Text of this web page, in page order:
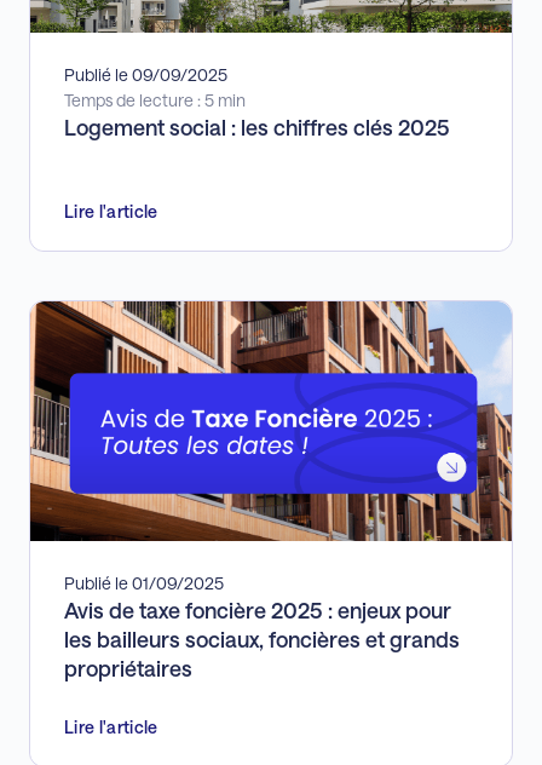
Publié le 09/09/2025
Temps de lecture : 5 min
Logement social : les chiffres clés 2025
Lire l'article
Publié le 01/09/2025
Avis de taxe foncière 2025 : enjeux pour
les bailleurs sociaux, foncières et grands
propriétaires
Lire l'article